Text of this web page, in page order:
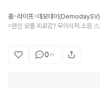
홈>라이프>데모데이(DemodaySV)
>
0